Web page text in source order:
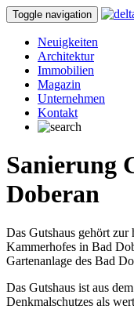
Toggle navigation
Neuigkeiten
Architektur
Immobilien
Magazin
Unternehmen
Kontakt
Sanierung
Doberan
Das Gutshaus gehört zur
Kammerhofes in Bad
Gartenanlage des Bad
Das Gutshaus ist aus
Denkmalschutzes als